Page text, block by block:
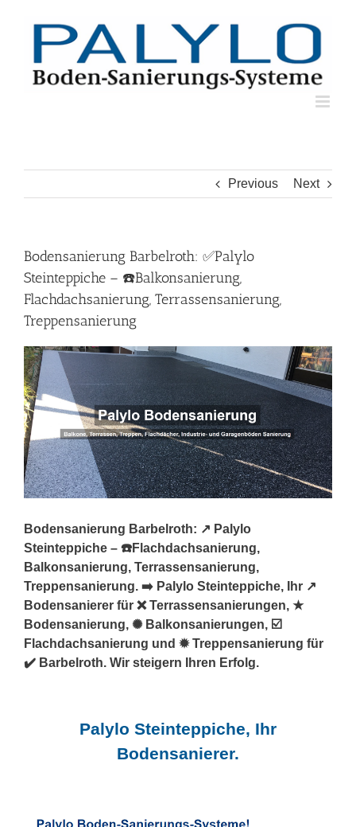
Previous Next
Bodensanierung Barbelroth: ✅Palylo
Steinteppiche – ☎️Balkonsanierung,
Flachdachsanierung, Terrassensanierung,
Treppensanierung
Bodensanierung Barbelroth: ↗️ Palylo
Steinteppiche – ☎️Flachdachsanierung,
Balkonsanierung, Terrassensanierung,
Treppensanierung. ➡️ Palylo Steinteppiche, Ihr ↗️
Bodensanierer für ❌ Terrassensanierungen, ★
Bodensanierung, ✺ Balkonsanierungen, ☑️
Flachdachsanierung und ✹ Treppensanierung für
✔️ Barbelroth. Wir steigern Ihren Erfolg.
Palylo Steinteppiche, Ihr
Bodensanierer.